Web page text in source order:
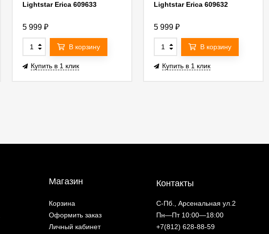
Lightstar Erica 609633
5 999₽
В корзину
Купить в 1 клик
Lightstar Erica 609632
5 999₽
В корзину
Купить в 1 клик
Магазин
Корзина
Оформить заказ
Личный кабинет
Контакты
С-Пб., Арсенальная ул.2
Пн—Пт 10:00—18:00
+7(812) 628-88-59